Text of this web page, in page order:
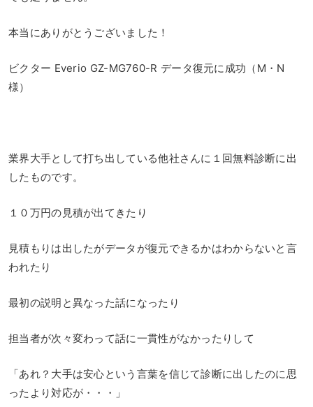
本当にありがとうございました！
ビクター Everio GZ-MG760-R データ復元に成功（M・N
様）
業界大手として打ち出している他社さんに１回無料診断に出
したものです。
１０万円の見積が出てきたり
見積もりは出したがデータが復元できるかはわからないと言
われたり
最初の説明と異なった話になったり
担当者が次々変わって話に一貫性がなかったりして
「あれ？大手は安心という言葉を信じて診断に出したのに思
ったより対応が・・・」